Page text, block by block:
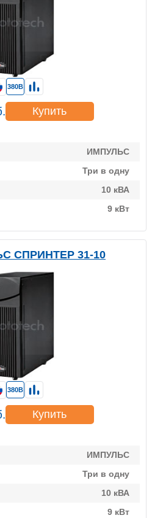
ИМПУЛЬС
Три в одну
10 кВА
9 кВт
380В
Купить
СПРИНТЕР 31-10
ИМПУЛЬС
Три в одну
10 кВА
9 кВт
380В
Купить